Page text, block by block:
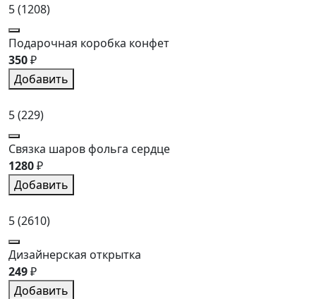
5(1208)
Подарочная коробка конфет
350₽
Добавить
5(229)
Связка шаров фольга сердце
1280₽
Добавить
5(2610)
Дизайнерская открытка
249₽
Добавить